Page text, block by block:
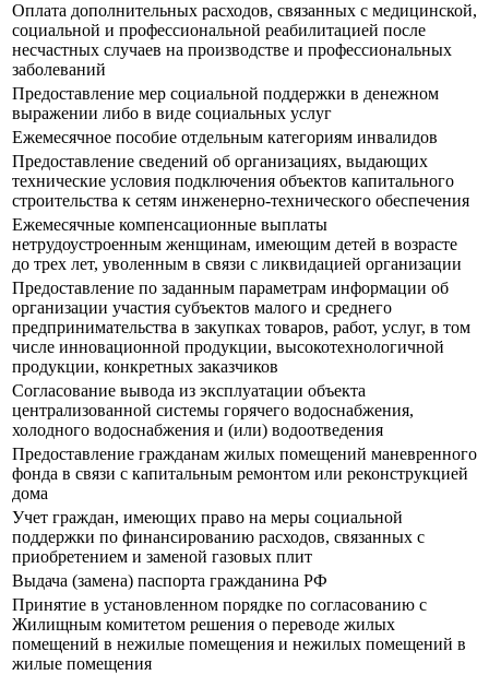
Оплата дополнительных расходов, связанных с медицинской,
социальной и профессиональной реабилитацией после
несчастных случаев на производстве и профессиональных
заболеваний
Предоставление мер социальной поддержки в денежном
выражении либо в виде социальных услуг
Ежемесячное пособие отдельным категориям инвалидов
Предоставление сведений об организациях, выдающих
технические условия подключения объектов капитального
строительства к сетям инженерно-технического обеспечения
Ежемесячные компенсационные выплаты
нетрудоустроенным женщинам, имеющим детей в возрасте
до трех лет, уволенным в связи с ликвидацией организации
Предоставление по заданным параметрам информации об
организации участия субъектов малого и среднего
предпринимательства в закупках товаров, работ, услуг, в том
числе инновационной продукции, высокотехнологичной
продукции, конкретных заказчиков
Согласование вывода из эксплуатации объекта
централизованной системы горячего водоснабжения,
холодного водоснабжения и (или) водоотведения
Предоставление гражданам жилых помещений маневренного
фонда в связи с капитальным ремонтом или реконструкцией
дома
Учет граждан, имеющих право на меры социальной
поддержки по финансированию расходов, связанных с
приобретением и заменой газовых плит
Выдача (замена) паспорта гражданина РФ
Принятие в установленном порядке по согласованию с
Жилищным комитетом решения о переводе жилых
помещений в нежилые помещения и нежилых помещений в
жилые помещения